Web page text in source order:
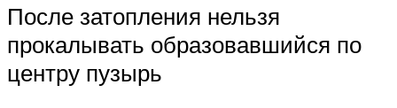
После затопления нельзя
прокалывать образовавшийся по
центру пузырь